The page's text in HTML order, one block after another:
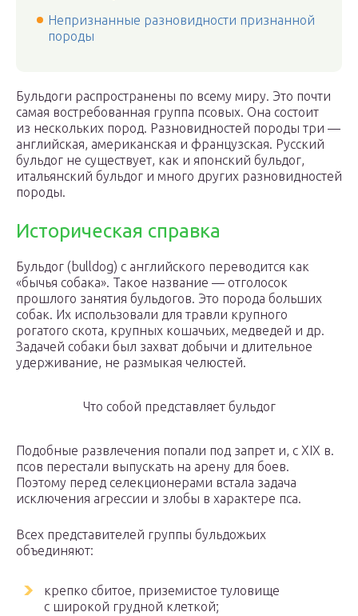
Непризнанные разновидности признанной
породы
Бульдоги распространены по всему миру. Это почти
самая востребованная группа псовых. Она состоит
из нескольких пород. Разновидностей породы три —
английская, американская и французская. Русский
бульдог не существует, как и японский бульдог,
итальянский бульдог и много других разновидностей
породы.
Историческая справка
Бульдог (bulldog) с английского переводится как
«бычья собака». Такое название — отголосок
прошлого занятия бульдогов. Это порода больших
собак. Их использовали для травли крупного
рогатого скота, крупных кошачьих, медведей и др.
Задачей собаки был захват добычи и длительное
удерживание, не размыкая челюстей.
Что собой представляет бульдог
Подобные развлечения попали под запрет и, с XIX в.
псов перестали выпускать на арену для боев.
Поэтому перед селекционерами встала задача
исключения агрессии и злобы в характере пса.
Всех представителей группы бульдожьих
объединяют:
крепко сбитое, приземистое туловище
с широкой грудной клеткой;